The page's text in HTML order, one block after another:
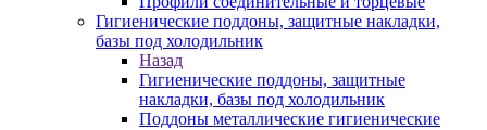
Гигиенические поддоны, защитные накладки,
базы под холодильник
Назад
Гигиенические поддоны, защитные
накладки, базы под холодильник
Поддоны металлические гигиенические